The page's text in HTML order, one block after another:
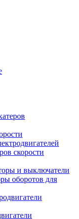
скорости
и выключатели
оборотов для